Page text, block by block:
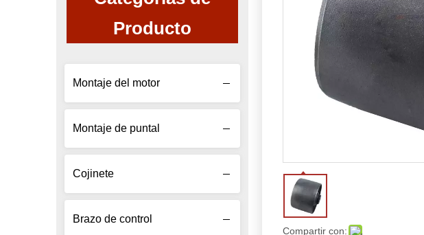
Producto
Montaje del motor
Montaje de puntal
Cojinete
Brazo de control
Compartir con: